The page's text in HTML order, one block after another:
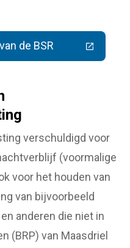
de BSR
link gaat naar een
verschuldigd voor
(voormalige
voor het houden van
van bijvoorbeeld
anderen die niet in
(BRP) van Maasdriel